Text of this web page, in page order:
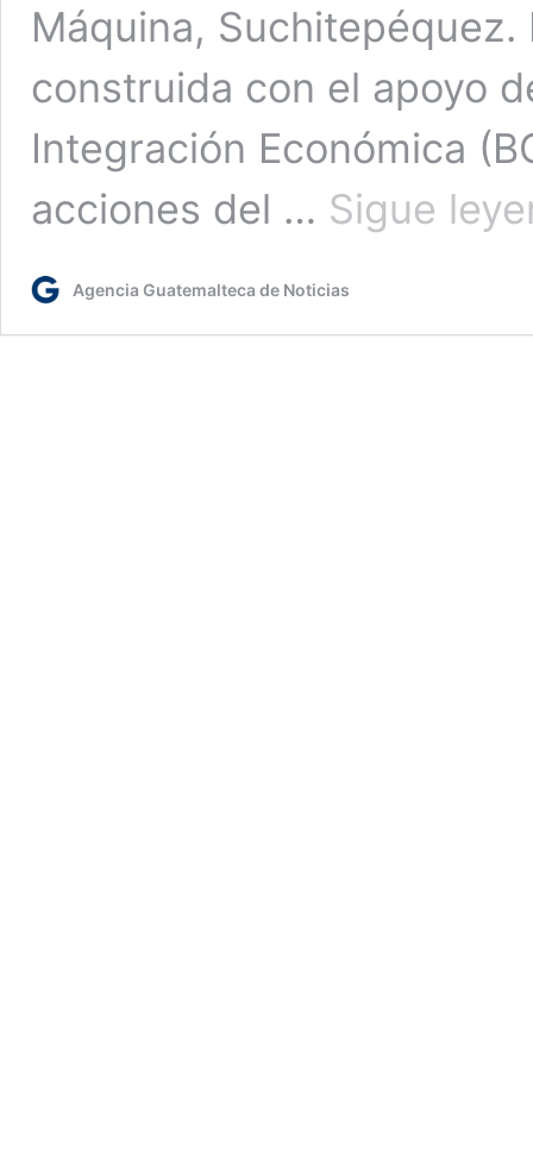
Máquina,
construida con el apoyo
Integración Económica
acciones del … Sigue
Agencia Guatemalteca de Noticias